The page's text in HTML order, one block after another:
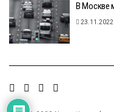
В Москве
23.11.2022